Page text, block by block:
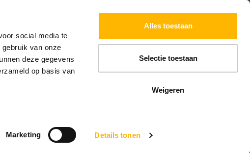
social media te
van onze
deze gegevens
op basis van
Marketing Details tonen
Alles toestaan
Selectie toestaan
Weigeren
EXTRA DIENSTEN